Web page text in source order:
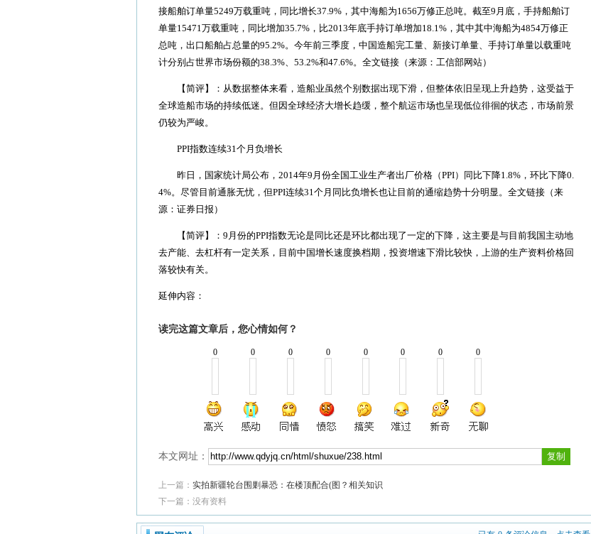
接船舶订单量5249万载重吨，同比增长37.9%，其中海船为1656万修正总吨。截至9月底，手持船舶订
单量15471万载重吨，同比增加35.7%，比2013年底手持订单增加18.1%，其中其中海船为4854万修正
总吨，出口船舶占总量的95.2%。今年前三季度，中国造船完工量、新接订单量、手持订单量以载重吨
计分别占世界市场份额的38.3%、53.2%和47.6%。全文链接（来源：工信部网站）
【简评】：从数据整体来看，造船业虽然个别数据出现下滑，但整体依旧呈现上升趋势，这受益于
全球造船市场的持续低迷。但因全球经济大增长趋缓，整个航运市场也呈现低位徘徊的状态，市场前景
仍较为严峻。
PPI指数连续31个月负增长
昨日，国家统计局公布，2014年9月份全国工业生产者出厂价格（PPI）同比下降1.8%，环比下降0.
4%。尽管目前通胀无忧，但PPI连续31个月同比负增长也让目前的通缩趋势十分明显。全文链接（来
源：证券日报）
【简评】：9月份的PPI指数无论是同比还是环比都出现了一定的下降，这主要是与目前我国主动地
去产能、去杠杆有一定关系，目前中国增长速度换档期，投资增速下滑比较快，上游的生产资料价格回
落较快有关。
延伸内容：
读完这篇文章后，您心情如何？
0 0 0 0 0 0 0 0
本文网址：
上一篇： 实拍新疆轮台围剿暴恐：在楼顶配合(图？相关知识
下一篇：没有资料